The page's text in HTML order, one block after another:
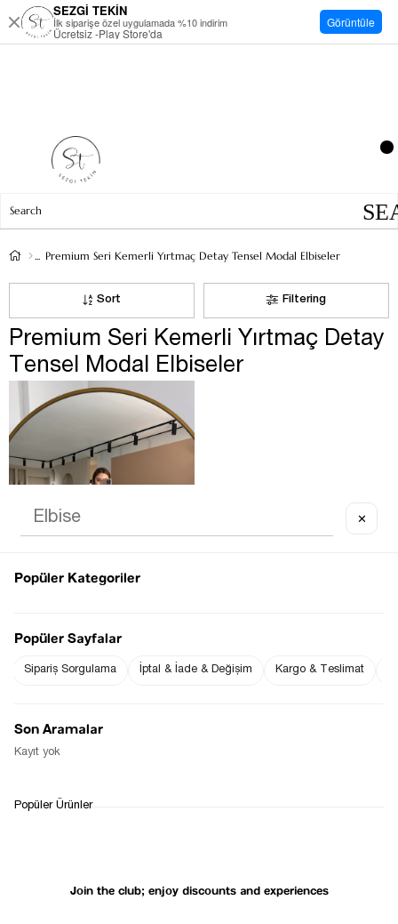
Premium Seri Kemerli Yırtmaç Detay Tensel Modal Elbiseler
Filtering
Sort
Premium Seri Kemerli Yırtmaç Detay
Tensel Modal Elbiseler
PREMIUM SERI KEMERLI YIRTMAÇ
Join the club; enjoy discounts and experiences
SEZGİ TEKİN
İlk siparişe özel uygulamada %10 indirim
Ücretsiz -Play Store'da
Görüntüle
✕
Popüler Kategoriler
Popüler Sayfalar
Sipariş Sorgulama İptal & İade & Değişim Kargo & Teslimat
Son Aramalar
Kayıt yok
Popüler Ürünler